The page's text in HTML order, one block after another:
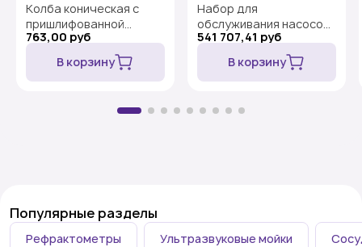
Колба коническая с
пришлифованной
горловиной Кн-1, без
шкалы, шлиф 14/23
763,00 руб
В корзину
Набор для
обслуживания насосов
AKTA pure/avant 150 PM
Kit (с насосом для
образца)
541 707,41 руб
В корзину
Популярные разделы
Рефрактометры Ультразвуковые мойки